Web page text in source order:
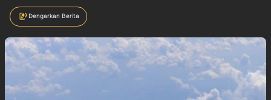
Dengarkan Berita